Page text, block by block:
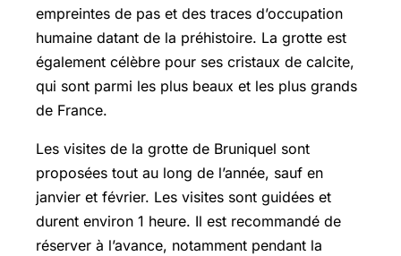
empreintes de pas et des traces d’occupation
humaine datant de la préhistoire. La grotte est
également célèbre pour ses cristaux de calcite,
qui sont parmi les plus beaux et les plus grands
de France.
Les visites de la grotte de Bruniquel sont
proposées tout au long de l’année, sauf en
janvier et février. Les visites sont guidées et
durent environ 1 heure. Il est recommandé de
réserver à l’avance, notamment pendant la